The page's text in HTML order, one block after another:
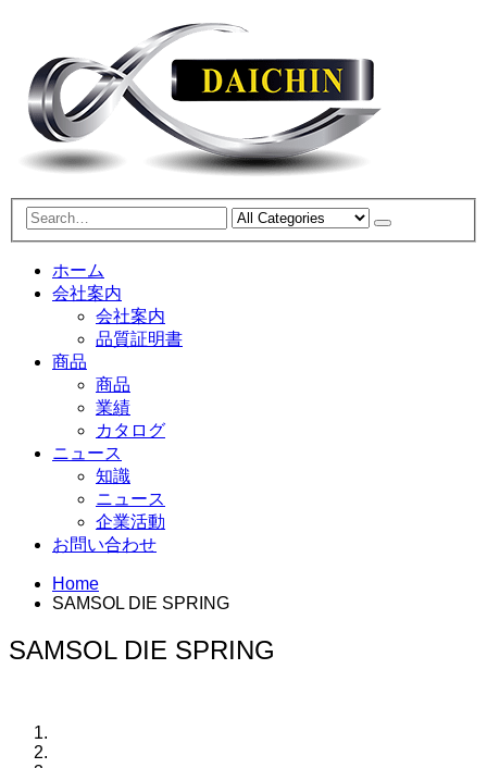
ホーム
会社案内
会社案内
品質証明書
商品
商品
業績
カタログ
ニュース
知識
ニュース
企業活動
お問い合わせ
Home
SAMSOL DIE SPRING
SAMSOL DIE SPRING